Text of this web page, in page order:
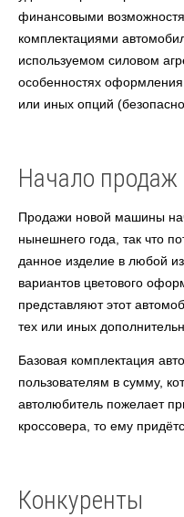
финансовыми
комплектациями
используемом силовом
особенностях
или иных опций
Начало продаж
Продажи новой машины
нынешнего года, так что
данное изделие в любой
вариантов цветового
представляют этот
тех или иных
Базовая комплектация
пользователям в сумму,
автолюбитель пожелает
кроссовера, то ему
Конкуренты